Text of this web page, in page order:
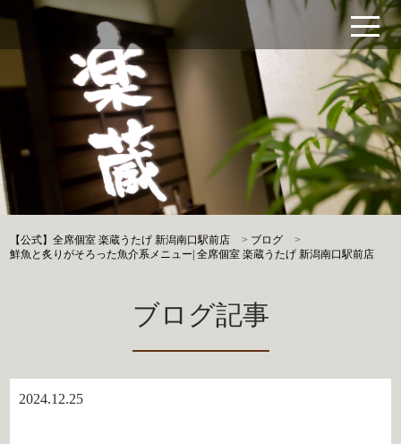
【公式】全席個室 楽蔵うたげ 新潟南口駅前店 > ブログ
>
鮮魚と炙りがそろった魚介系メニュー| 全席個室 楽蔵うたげ 新潟南口駅前店
ブログ記事
2024.12.25